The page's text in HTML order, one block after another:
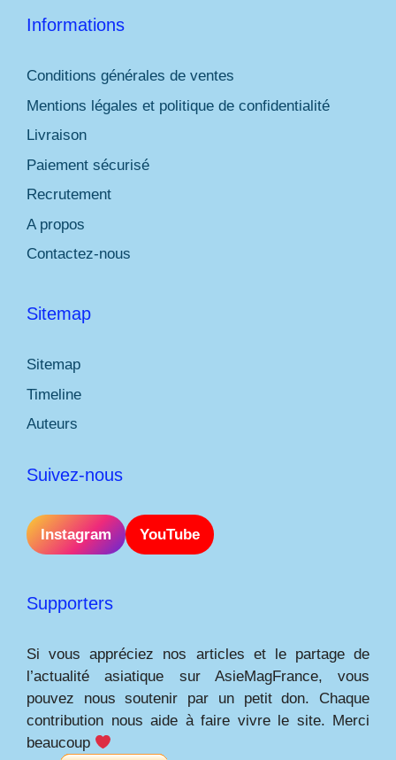
Informations
Conditions générales de ventes
Mentions légales et politique de confidentialité
Livraison
Paiement sécurisé
Recrutement
A propos
Contactez-nous
Sitemap
Sitemap
Timeline
Auteurs
Suivez-nous
Instagram YouTube
Supporters
Si vous appréciez nos articles et le partage de
l’actualité asiatique sur AsieMagFrance, vous
pouvez nous soutenir par un petit don. Chaque
contribution nous aide à faire vivre le site. Merci
beaucoup